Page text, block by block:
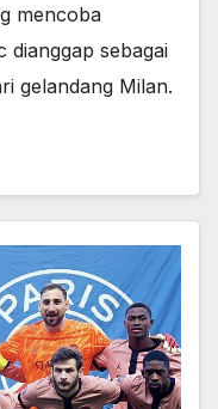
mencoba
dianggap sebagai
gelandang Milan.